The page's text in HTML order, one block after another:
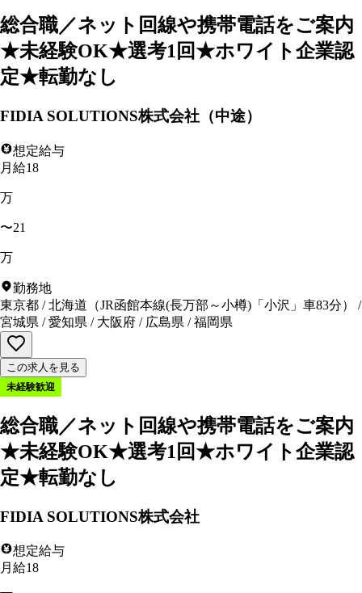
総合職／ネット回線や携帯電話をご案内
★未経験OK★選考1回★ホワイト企業認
定★転勤なし
FIDIA SOLUTIONS株式会社（中途）
想定給与
月給18
万
〜21
万
勤務地
東京都 /北海道 （JR函館本線(長万部～小樽)「小沢」車83分）
/
宮城県 /愛知県 / 大阪府 / 広島県 /福岡県
この求人を見る
未経験歓迎
総合職／ネット回線や携帯電話をご案内
★未経験OK★選考1回★ホワイト企業認
定★転勤なし
FIDIA SOLUTIONS株式会社
想定給与
月給18